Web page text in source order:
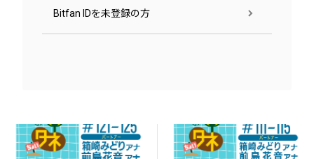
Bitfan IDを未登録の方